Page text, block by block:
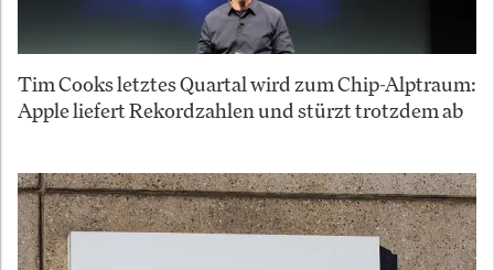
Tim Cooks letztes Quartal wird zum Chip-Alptraum:
Apple liefert Rekordzahlen und stürzt trotzdem ab